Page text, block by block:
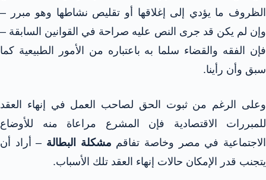
الظروف ما يؤدي إلى إغلاقها أو تقليص نشاطها وهو مبرر –
وإن لم يكن قد جرى النص عليه صراحة في القوانين السابقة –
فإن الفقه والقضاء سلما به باعتباره من الأمور الطبيعية كما
سبق وأن رأينا.
وعلى الرغم من ثبوت الحق لصاحب العمل في إنهاء العقد
للمبررات الاقتصادية فإن المشرع مراعاة منه للأوضاع
الاجتماعية في مصر وخاصة تفاقم مشكلة البطالة – أراد أن
يتجنب قدر الإمكان حالات إنهاء العقد تلك الأسباب.